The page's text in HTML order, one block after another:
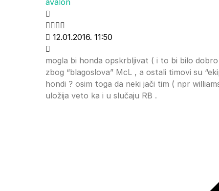
avalon
12.01.2016. 11:50
mogla bi honda opskrbljivat ( i to bi bilo
zbog “blagoslova” McL , a ostali timovi su
hondi ? osim toga da neki jači tim ( npr
uložija veto ka i u slučaju RB .